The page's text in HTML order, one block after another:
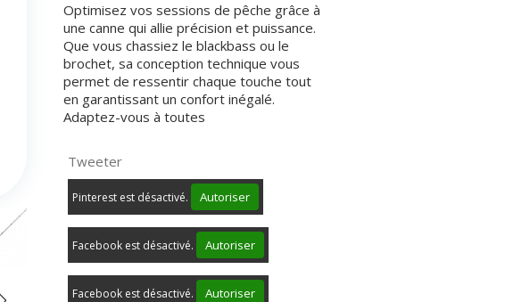
Optimisez vos sessions de pêche grâce à
une canne qui allie précision et puissance.
Que vous chassiez le blackbass ou le
brochet, sa conception technique vous
permet de ressentir chaque touche tout
en garantissant un confort inégalé.
Adaptez-vous à toutes
Tweeter
Pinterest est désactivé. Autoriser
Facebook est désactivé. Autoriser
Facebook est désactivé. Autoriser